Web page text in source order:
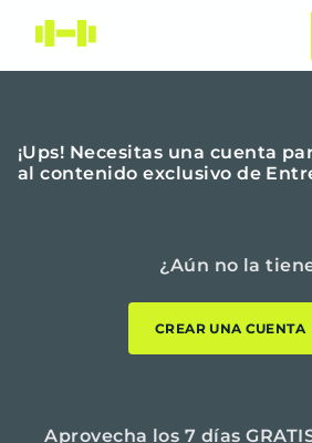
¡Ups! Necesitas una cuenta
al contenido exclusivo de
¿Aún no la
CREAR UNA CUENTA
Aprovecha los 7 días
Entrena Virtual | App de